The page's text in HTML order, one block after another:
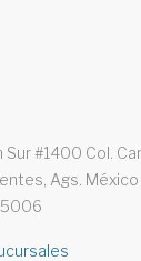
Sur #1400 Col.
Ags. México
5006